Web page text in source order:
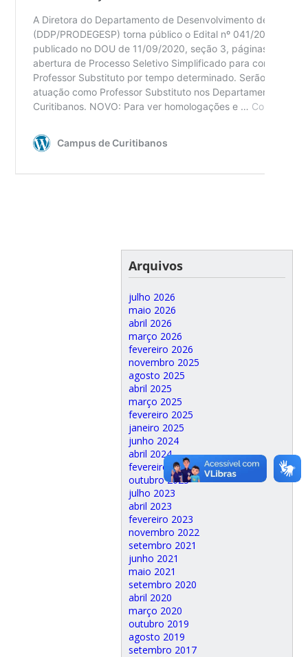
Arquivos
julho 2026
maio 2026
abril 2026
março 2026
fevereiro 2026
novembro 2025
agosto 2025
abril 2025
março 2025
fevereiro 2025
janeiro 2025
junho 2024
abril 2024
fevereiro 2024
outubro 2023
julho 2023
abril 2023
fevereiro 2023
novembro 2022
setembro 2021
junho 2021
maio 2021
setembro 2020
abril 2020
março 2020
outubro 2019
agosto 2019
setembro 2017